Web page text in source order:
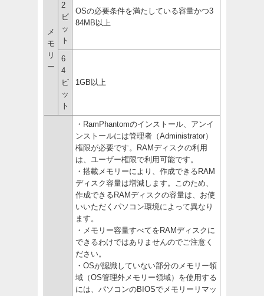
メ
モ
リ
ー
2
ビ
ッ
ト
OSの必要条件を満たしている容量かつ3
84MB以上
6
4
ビ
ッ
ト
1GB以上
・RamPhantomのインストール、アンイ
ンストールには管理者（Administrator）
権限が必要です。RAMディスクの利用
は、ユーザー権限で利用可能です。
・搭載メモリーにより、作成できるRAM
ディスク容量は増減します。このため、
作成できるRAMディスクの容量は、お使
いいただくパソコン環境によって異なり
ます。
・メモリー容量すべてをRAMディスクに
できるわけではありませんのでご注意く
ださい。
・OSが認識していない部分のメモリー領
域（OS管理外メモリー領域）を使用する
には、パソコンのBIOSでメモリーリマッ